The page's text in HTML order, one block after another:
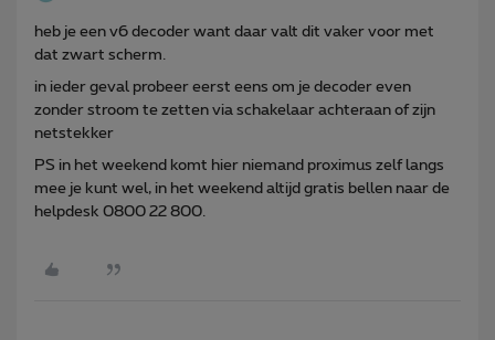
heb je een v6 decoder want daar valt dit vaker voor met
dat zwart scherm.
in ieder geval probeer eerst eens om je decoder even
zonder stroom te zetten via schakelaar achteraan of zijn
netstekker
PS in het weekend komt hier niemand proximus zelf langs
mee je kunt wel, in het weekend altijd gratis bellen naar de
helpdesk 0800 22 800.